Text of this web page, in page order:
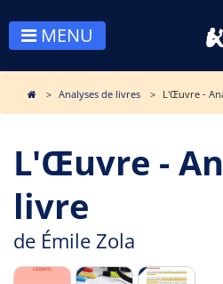
MENU
Analyses de livres L'Œuvre -
L'Œuvre -
livre
de Émile Zola